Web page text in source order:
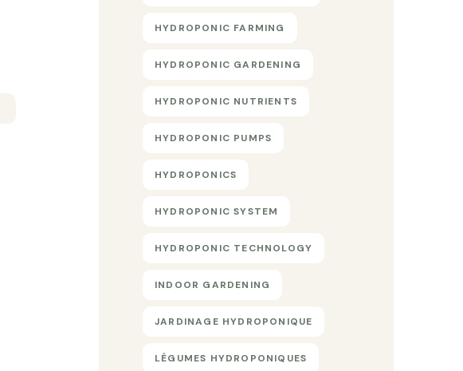
HYDROPONIC FARMING
HYDROPONIC GARDENING
HYDROPONIC NUTRIENTS
HYDROPONIC PUMPS
HYDROPONICS
HYDROPONIC SYSTEM
HYDROPONIC TECHNOLOGY
INDOOR GARDENING
JARDINAGE HYDROPONIQUE
LÉGUMES HYDROPONIQUES